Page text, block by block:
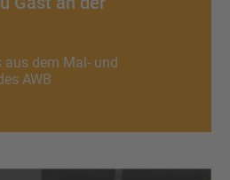
aus dem Mal- und
AWB